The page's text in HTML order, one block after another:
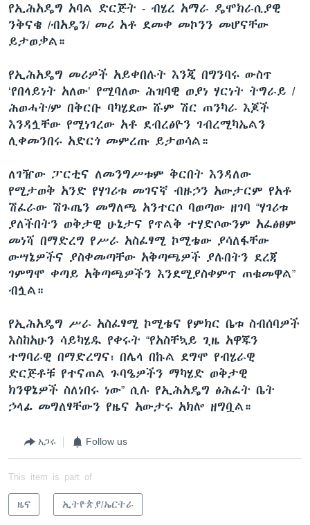
የኢሕአዴግ አባል ድርጅት - ብሄረ አማራ ዴሞክራሲያዊ
ንቅናቄ /ብአዴን/ መሪ አቶ ደመቀ መኮንን መሆናቸው
ይታወቃል።
የኢሕአዴግ መሪዎች አይቀበሉት እንጂ በግንባሩ ውስጥ
‘የበላይነት አለው’ የሚባለው ሕዝባዊ ወያነ ሃርነት ትግራይ /
ሕወሓት/ም በቅርቡ ባካሄደው ሹም ሽር ጠንካራ እጆች
እንዳሏቸው የሚነገረው አቶ ደብረፅዮን ገብረሚካኤልን
ሊቀመንበሩ አድርጎ መምረጡ ይታወሳል።
ለገዥው ፓርቲና ለመንግሥቱም ቅርበት እንዳለው
የሚታወቅ አንድ የሃገሪቱ መገናኛ ብዙኃን አውታርም የአቶ
ሽፈራው ሽጉጤን መግለጫ አንተርሶ ባወጣው ዘገባ “ሃገሪቱ
ያለችበትን ወቅታዊ ሁኔታና የጥልቅ ተሃድሶውንም አፈፅፀም
መነሻ በማድረግ የሥራ አስፈፃሚ ኮሚቴው ያሳለፋቸው
ውሣኔዎችና ያስቀመጣቸው አቅጣጫዎች ያሉበትን ደረጃ
ገምግሞ ቀጣይ አቅጣጫዎችን እንደሚያስቀምጥ ጠቁመዋል”
ብሏል።
የኢሕአዴግ ሥራ አስፈፃሚ ኮሚቴና የምክር ቤቱ ስብሰባዎች
እስከአሁን ሳይካሄዱ የቀሩት “የአስቸኳይ ጊዜ አዋጁን
ተግባራዊ በማድረግና፣ በሌላ በኩል ደግሞ የብሄራዊ
ድርጅቶቹ የተናጠል ጉባዔዎችን ማካሄድ ወቅታዊ
ክንዋኔዎች ስለነበሩ ነው” ሲሉ የኢሕአዴግ ፅሕፈት ቤት
ኃላፊ መግለፃቸውን የዜና አውታሩ አክሎ ዘግቧል።
አጋሩ Follow us
This item is part of
ዜና ኢትዮጵያ/ኤርትራ